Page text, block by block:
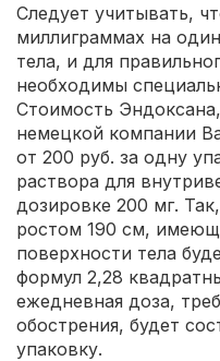
Следует учитывать,
миллиграммах на
тела, и для
необходимы
Стоимость
немецкой компании
от 200 руб. за одну
раствора для
дозировке 200 мг.
ростом 190 см,
поверхности тела
формул 2,28
ежедневная доза,
обострения, будет
упаковку.